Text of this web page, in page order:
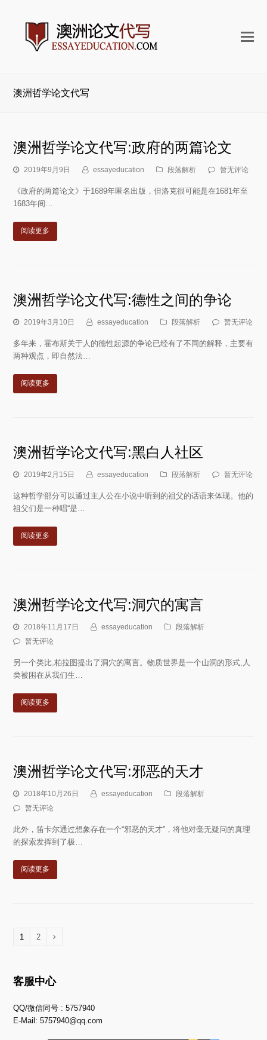
打
澳洲哲学论文代写
澳洲哲学论文代写:政府的两篇论文
2019年9月9日 essayeducation 段落解析 暂无评论
《政府的两篇论文》于1689年匿名出版，但洛克很可能是在1681年至
1683年间…
阅读更多
澳洲哲学论文代写:德性之间的争论
2019年3月10日 essayeducation 段落解析 暂无评论
多年来，霍布斯关于人的德性起源的争论已经有了不同的解释，主要有
两种观点，即自然法…
阅读更多
澳洲哲学论文代写:黑白人社区
2019年2月15日 essayeducation 段落解析 暂无评论
这种哲学部分可以通过主人公在小说中听到的祖父的话语来体现。他的
祖父们是一种唱“是…
阅读更多
澳洲哲学论文代写:洞穴的寓言
2018年11月17日 essayeducation
段落解析
暂无评论
另一个类比,柏拉图提出了洞穴的寓言。物质世界是一个山洞的形式,人
类被困在从我们生…
阅读更多
澳洲哲学论文代写:邪恶的天才
2018年10月26日 essayeducation
段落解析
暂无评论
此外，笛卡尔通过想象存在一个“邪恶的天才”，将他对毫无疑问的真理
的探索发挥到了极…
阅读更多
页
1
页
2
客服中心
QQ/微信同号 : 5757940
E-Mail:5757940@qq.com